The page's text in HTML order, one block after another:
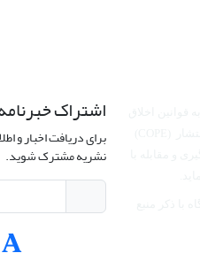
اشتراک
برای دریافت اخبار و
نشریه مشترک شوید.